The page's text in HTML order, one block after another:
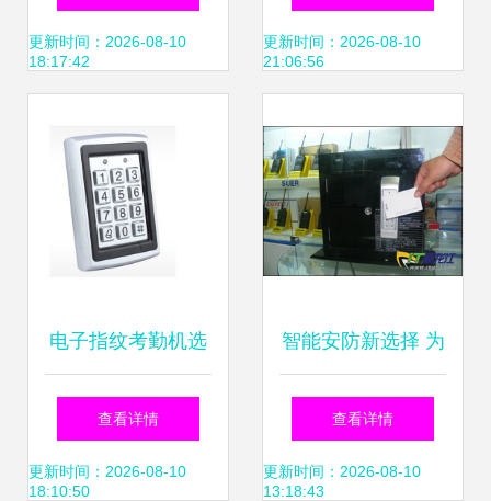
一体化管控解决方
更新时间：2026-08-10
18:17:42
考勤新选择 中控
升级产品深度解析
更新时间：2026-08-10
21:06:56
电子指纹考勤机选
购的三大误区 避开
陷阱，提升考勤效
查看详情
更新时间：2026-08-10
18:10:50
智能安防新选择 为
何速尔科技成为门
禁管理系统的首选
查看详情
更新时间：2026-08-10
13:18:43